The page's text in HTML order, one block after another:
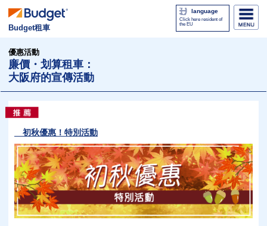
Budget租車
language
Click here resident of
the EU
優惠活動
廉價・划算租車：
大阪府的宣傳活動
初秋優惠！特別活動